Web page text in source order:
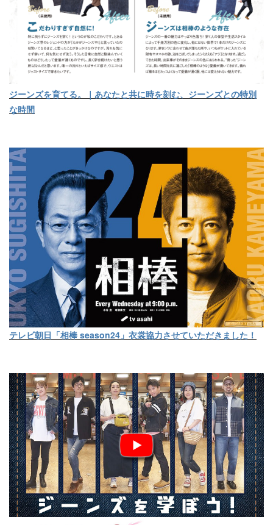
ジーンズを育てる。｜あなたと共に時を刻む、ジーンズとの特別
な時間
テレビ朝日「相棒 season24」衣裳協力させていただきました！